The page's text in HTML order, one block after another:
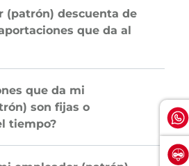
(patrón) descuenta de
que da al
que da mi
son fijas o
tiempo?